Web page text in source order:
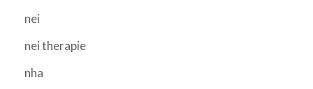
nei
nei therapie
nha